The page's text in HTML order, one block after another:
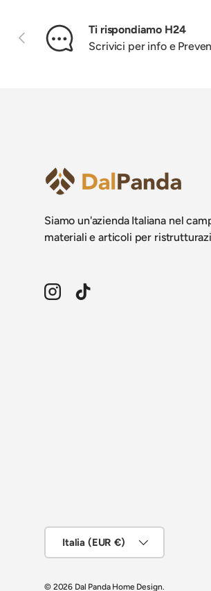
Indietro
Ti rispondiamo H24
Scrivici per info e
Siamo un'azienda Italiana nel
materiali e articoli per
InstagramTikTok
Italia (EUR €)
© 2026 Dal Panda Home Design.